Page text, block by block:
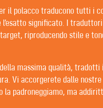
BUONI
il polacco traducono tutti i
significato. I
riproducendo stile e
massima qualità, tradotti
Vi accorgerete dalle
la padroneggiamo, ma